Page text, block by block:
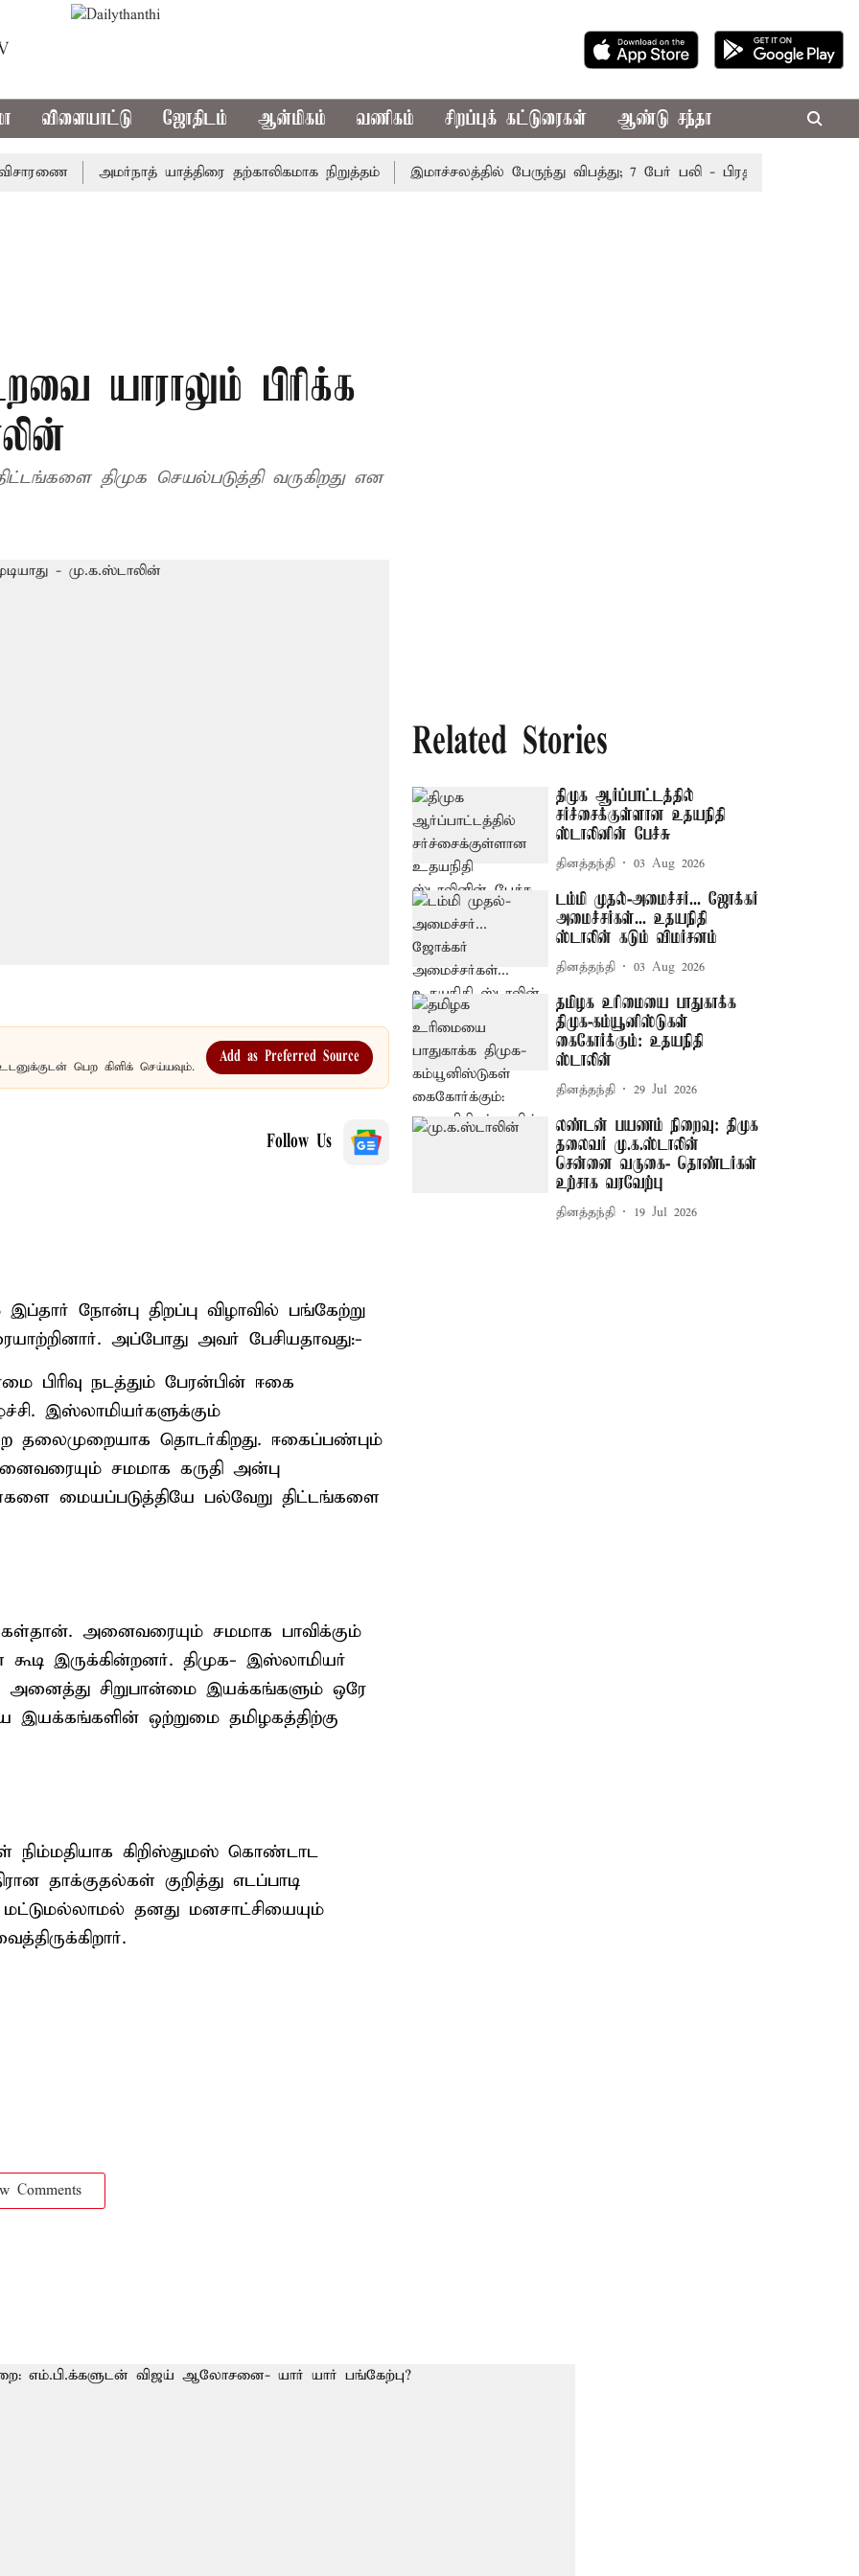
விளையாட்டு ஜோதிடம் ஆன்மிகம் வணிகம் சிறப்புக் கட்டுரைகள் ஆண்டு சந்தா
அமர்நாத் யாத்திரை தற்காலிகமாக நிறுத்தம் இமாச்சலத்தில் பேருந்து விபத்து; 7 பேர் பலி - பிரதமர் மோடி இரங்கல்
யாராலும் பிரிக்க
திமுக செயல்படுத்தி வருகிறது என
பெற கிளிக் செய்யவும்.
Add as Preferred Source
Follow Us
நோன்பு திறப்பு விழாவில் பங்கேற்று
அப்போது அவர் பேசியதாவது:-
பிரிவு நடத்தும் பேரன்பின் ஈகை
இஸ்லாமியர்களுக்கும்
தலைமுறையாக தொடர்கிறது. ஈகைப்பண்பும்
சமமாக கருதி அன்பு
மையப்படுத்தியே பல்வேறு திட்டங்களை
அனைவரையும் சமமாக பாவிக்கும்
இருக்கின்றனர். திமுக- இஸ்லாமியர்
சிறுபான்மை இயக்கங்களும் ஒரே
ஒற்றுமை தமிழகத்திற்கு
நிம்மதியாக கிறிஸ்துமஸ் கொண்டாட
தாக்குதல்கள் குறித்து எடப்பாடி
மட்டுமல்லாமல் தனது மனசாட்சியையும்
Comments
Related Stories
திமுக ஆர்ப்பாட்டத்தில்
சர்ச்சைக்குள்ளான உதயநிதி
ஸ்டாலினின் பேச்சு
தினத்தந்தி 03 Aug 2026
டம்மி முதல்-அமைச்சர்... ஜோக்கர்
அமைச்சர்கள்... உதயநிதி
ஸ்டாலின் கடும் விமர்சனம்
தினத்தந்தி 03 Aug 2026
தமிழக உரிமையை பாதுகாக்க
திமுக-கம்யூனிஸ்டுகள்
கைகோர்க்கும்: உதயநிதி
ஸ்டாலின்
தினத்தந்தி 29 Jul 2026
லண்டன் பயணம் நிறைவு: திமுக
தலைவர் மு.க.ஸ்டாலின்
சென்னை வருகை- தொண்டர்கள்
உற்சாக வரவேற்பு
தினத்தந்தி 19 Jul 2026